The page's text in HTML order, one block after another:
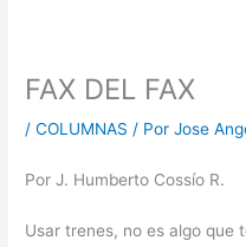
FAX DEL FAX
/COLUMNAS / PorJose
Por J. Humberto Cossío R.
Usar trenes, no es algo que